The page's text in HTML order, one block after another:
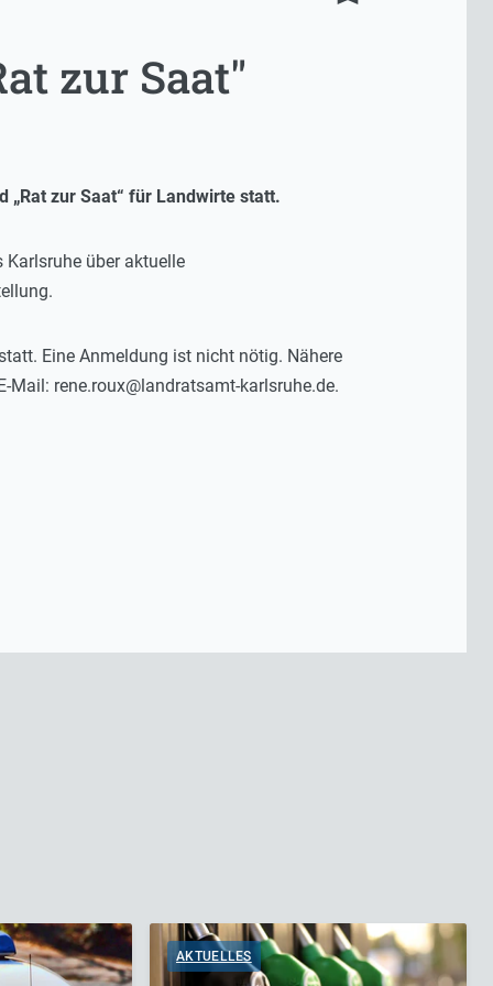
zur Saat"
zur Saat“ für Landwirte statt.
über aktuelle
Eine Anmeldung ist nicht nötig. Nähere
rene.roux@landratsamt-karlsruhe.de.
AKTUELLES